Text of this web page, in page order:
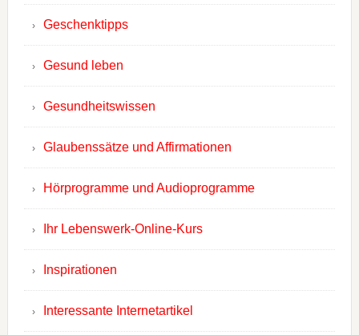
Geschenktipps
Gesund leben
Gesundheitswissen
Glaubenssätze und Affirmationen
Hörprogramme und Audioprogramme
Ihr Lebenswerk-Online-Kurs
Inspirationen
Interessante Internetartikel